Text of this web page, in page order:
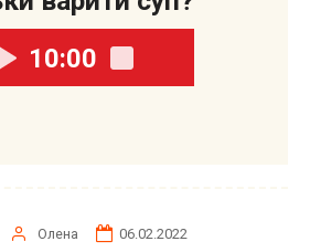
10:00
Олена 06.02.2022